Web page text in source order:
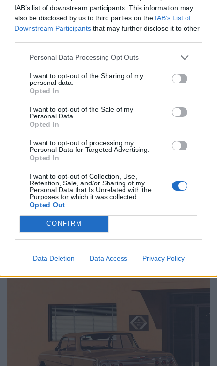
IAB’s list of downstream participants. This information may
also be disclosed by us to third parties on the IAB’s List of
Downstream Participants that may further disclose it to other
Personal Data Processing Opt Outs
I want to opt-out of the Sharing of my
personal data.
Opted In
I want to opt-out of the Sale of my
Personal Data.
Opted In
I want to opt-out of processing my
Personal Data for Targeted Advertising.
Opted In
I want to opt-out of Collection, Use,
Retention, Sale, and/or Sharing of my
Personal Data that Is Unrelated with the
Purposes for which it was collected.
Opted Out
CONFIRM
Data Deletion Data Access Privacy Policy
Bunt und lebensfroh: „Tempo Bello“ von Cecilia Pignocchi
CULTURE
London in Frames by Ovidiu Selaru